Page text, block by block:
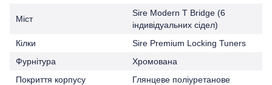
Міст
Sire Modern T Bridge (6
індивідуальних сідел)
Кілки
Sire Premium Locking Tuners
Фурнітура
Хромована
Покриття корпусу
Глянцеве поліуретанове